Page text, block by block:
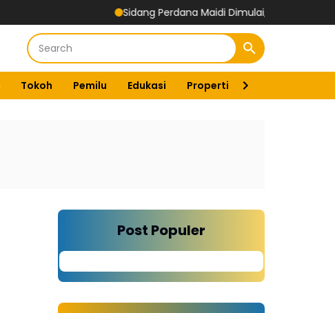
Sidang Perdana Maidi Dimulai, Suryajiyoso Ingatkan Publik
Tokoh Pemilu Edukasi Properti
Post Populer